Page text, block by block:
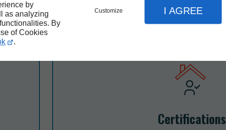
by
as analyzing
By
of Cookies
.
Customize I AGREE
Certifications